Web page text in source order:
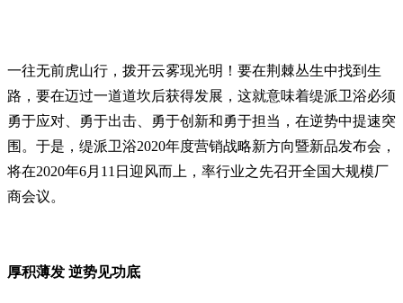
一往无前虎山行，拨开云雾现光明！要在荆棘丛生中找到生
路，要在迈过一道道坎后获得发展，这就意味着缇派卫浴必须
勇于应对、勇于出击、勇于创新和勇于担当，在逆势中提速突
围。于是，缇派卫浴2020年度营销战略新方向暨新品发布会，
将在2020年6月11日迎风而上，率行业之先召开全国大规模厂
商会议。
厚积薄发 逆势见功底